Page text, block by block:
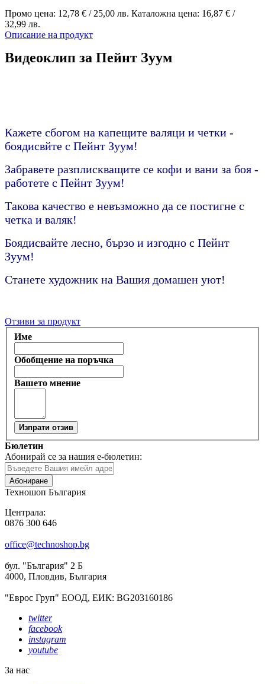
Промо цена: 12,78 € / 25,00 лв. Каталожна цена: 16,87 € /
32,99 лв.
Описание на продукт
Видеоклип за Пейнт Зуум
Кажете сбогом на капещите валяци и четки -
боядисвйте с Пейнт Зуум!
Забравете разплискващите се кофи и вани за боя -
работете с Пейнт Зуум!
Такова качество е невъзможно да се постигне с
четка и валяк!
Боядисвайте лесно, бързо и изгодно с Пейнт
Зуум!
Станете художник на Вашия домашен уют!
Отзиви за продукт
Име
Обобщение на поръчка
Вашето мнение
Изпрати отзив
Бюлетин
Абонирай се за нашия е-бюлетин:
Абониране
Техношоп България
Централа:
0876 300 646
office@technoshop.bg
бул. "България" 2 Б
4000, Пловдив, България
"Еврос Груп" ЕООД, ЕИК: BG203160186
twitter
facebook
instagram
youtube
За нас